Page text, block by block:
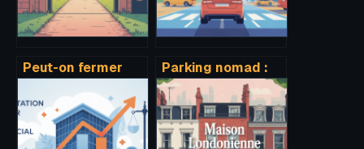
Peut-on fermer
passage : ce que
la loi permet
vraiment
Parking nomad :
comment ça
marche et
comment bien en
profiter